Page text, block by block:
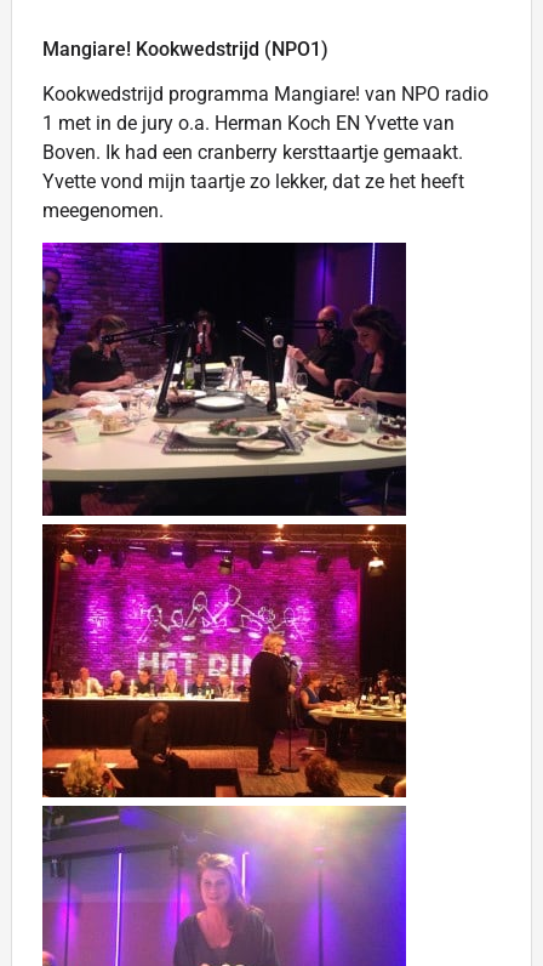
Mangiare! Kookwedstrijd (NPO1)
Kookwedstrijd programma Mangiare! van NPO radio
1 met in de jury o.a. Herman Koch EN Yvette van
Boven. Ik had een cranberry kersttaartje gemaakt.
Yvette vond mijn taartje zo lekker, dat ze het heeft
meegenomen.